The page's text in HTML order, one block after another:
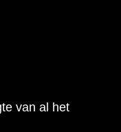
van al het